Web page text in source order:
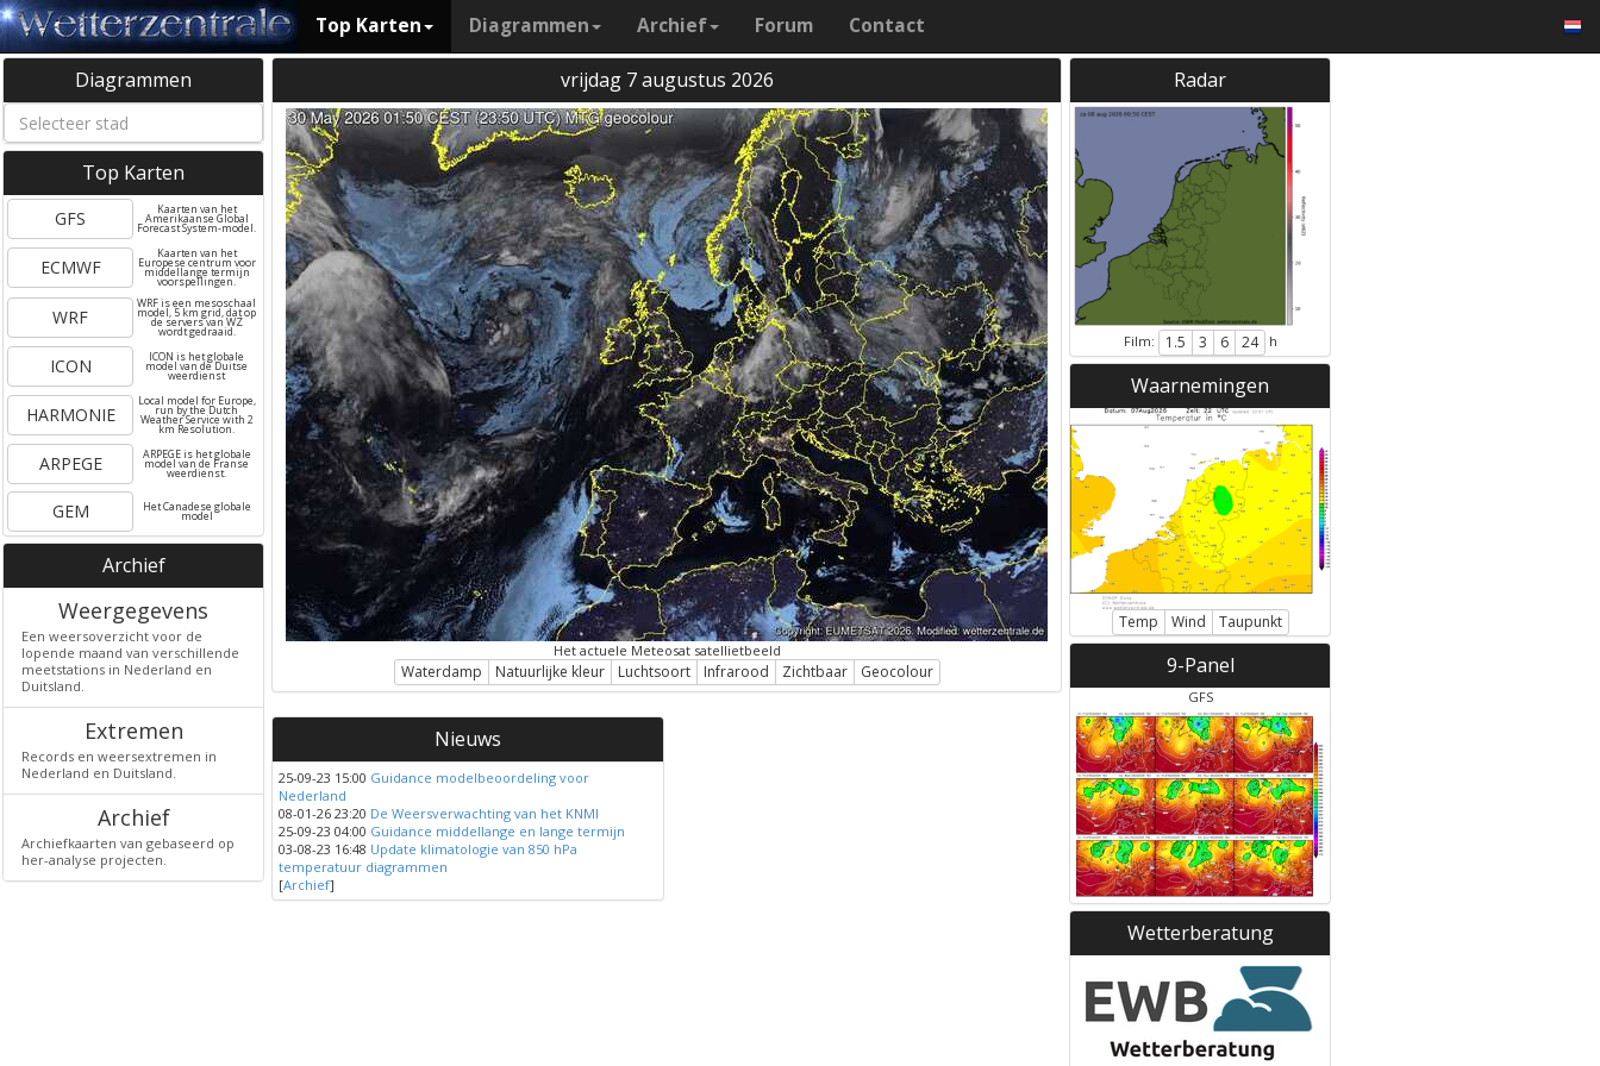
Top Karten Diagrammen Archief Forum Contact
Diagrammen
Top Karten
GFS Kaarten van het
Amerikaanse Global
Forecast System-model.
ECMWF
Kaarten van het
Europese centrum voor
middellange termijn
voorspellingen.
WRF
WRF is een mesoschaal
model, 5 km grid, dat op
de servers van WZ
wordt gedraaid.
ICON ICON is het globale
model van de Duitse
weerdienst
HARMONIE
Local model for Europe,
run by the Dutch
Weather Service with 2
km Resolution.
ARPEGE ARPEGE is het globale
model van de Franse
weerdienst.
GEM Het Canadese globale
model
Archief
Weergegevens
Een weersoverzicht voor de
lopende maand van verschillende
meetstations in Nederland en
Duitsland.
Extremen
Records en weersextremen in
Nederland en Duitsland.
Archief
Archiefkaarten van gebaseerd op
her-analyse projecten.
vrijdag 7 augustus 2026
Het actuele Meteosat satellietbeeld
Waterdamp Natuurlijke kleur Luchtsoort Infrarood Zichtbaar Geocolour
Nieuws
25-09-23 15:00 Guidance modelbeoordeling voor
Nederland
08-01-26 23:20 De Weersverwachting van het KNMI
25-09-23 04:00 Guidance middellange en lange termijn
03-08-23 16:48 Update klimatologie van 850 hPa
temperatuur diagrammen
[Archief]
Radar
Film: 1.5 3 6 24 h
Waarnemingen
Temp Wind Taupunkt
9-Panel
GFS
Wetterberatung